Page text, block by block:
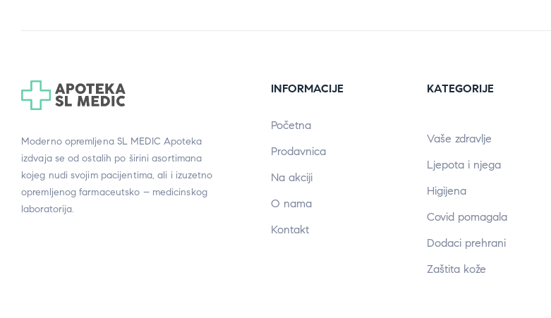
Moderno opremljena SL MEDIC Apoteka
izdvaja se od ostalih po širini asortimana
kojeg nudi svojim pacijentima, ali i izuzetno
opremljenog farmaceutsko – medicinskog
laboratorija.
INFORMACIJE
Početna
Prodavnica
Na akciji
O nama
Kontakt
KATEGORIJE
Vaše zdravlje
Ljepota i njega
Higijena
Covid pomagala
Dodaci prehrani
Zaštita kože